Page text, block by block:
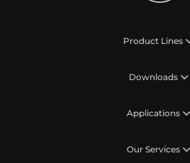
Product Lines
Downloads
Applications
Our Services